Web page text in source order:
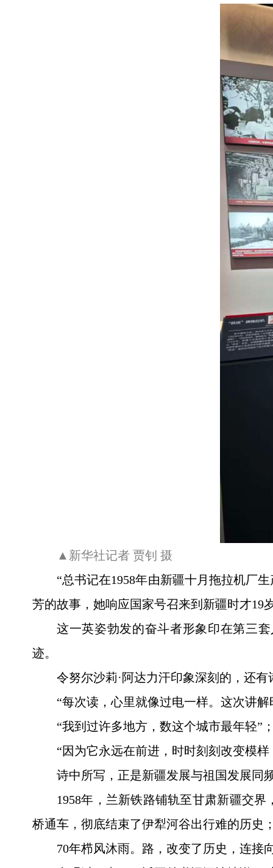
▲新华社记者 贾钊 摄
“总书记在1958年由新疆十月拖拉机厂
芳的故事，她响应国家号召来到新疆时才19
这一英姿勃发的奋斗者形象印在第三
迹。
令努尔沙莉·阿达力汗印象深刻的，还
“每次读，心里就像过电一样。这次讲
“我到过许多地方，数这个城市最年轻”
“因为它永远在前进，时时刻刻改变模
诗中所写，正是新疆发展与祖国发展同
1958年，兰新铁路铺轨至甘肃新疆交界
桥通车，彻底结束了伊犁河谷出行难的历
70年栉风沐雨。路，改变了历史，连接